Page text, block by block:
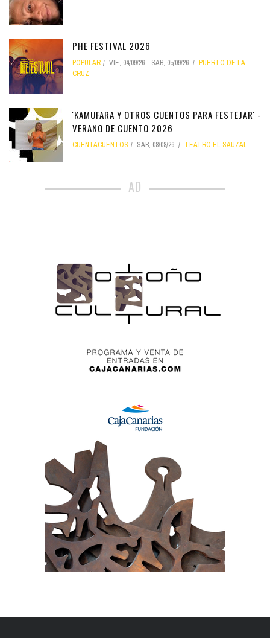
PHE FESTIVAL 2026
POPULAR VIE, 04/09/26 - SÁB, 05/09/26
PUERTO DE LA
CRUZ
'KAMUFARA Y OTROS CUENTOS PARA FESTEJAR' -
VERANO DE CUENTO 2026
CUENTACUENTOS SÁB, 08/08/26 TEATRO EL SAUZAL
AD